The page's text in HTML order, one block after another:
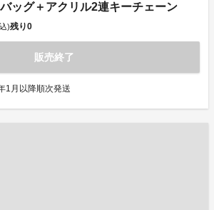
ッグ＋アクリル2連キーチェーン
)残り0
販売終了
1月以降順次発送